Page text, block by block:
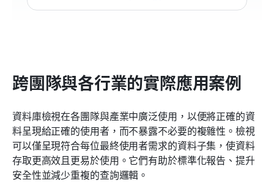
跨團隊與各行業的實際應用案例
資料庫檢視在各團隊與產業中廣泛使用，以便將正確的資
料呈現給正確的使用者，而不暴露不必要的複雜性。檢視
可以僅呈現符合每位最終使用者需求的資料子集，使資料
存取更高效且更易於使用。它們有助於標準化報告、提升
安全性並減少重複的查詢邏輯。